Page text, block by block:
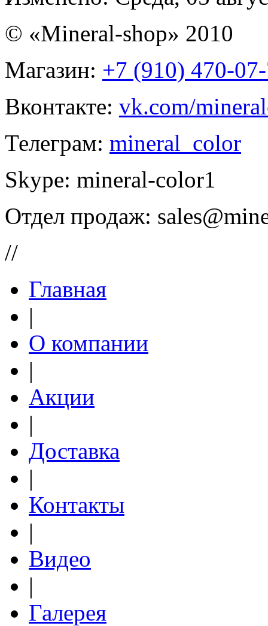
© «Mineral-shop» 2010
Магазин: +7 (910) 470-
Вконтакте: vk.com/
Телеграм: mineral_color
Skype: mineral-color1
Отдел продаж:
//
Главная
|
О компании
|
Акции
|
Доставка
|
Контакты
|
Видео
|
Галерея